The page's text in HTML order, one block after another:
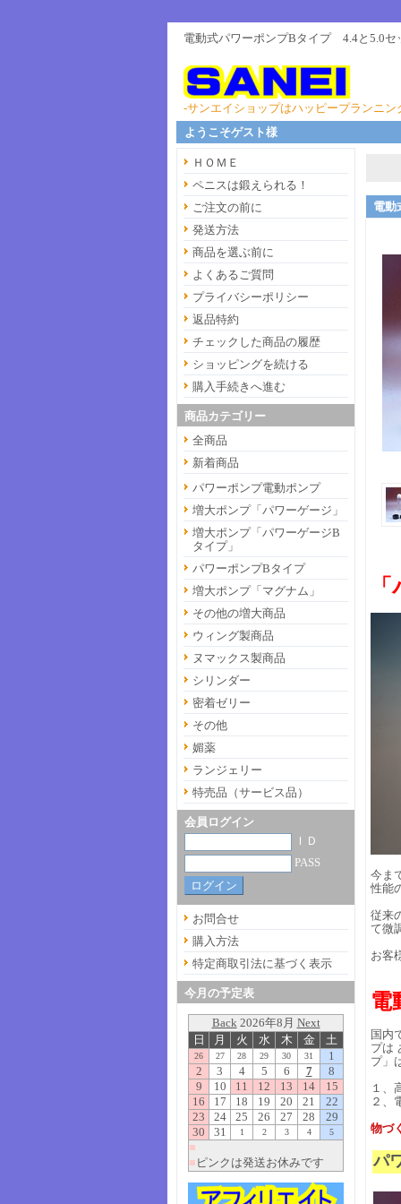
電動式パワーポンプBタイプ 4.4と5.0セ
-サンエイショップはハッピープランニ
ようこそゲスト様
電動
今ま
性能
従来
て微
お客
電
国内
プは
プ」
１、
２、
物づ
パ
ＨＯＭＥ
ペニスは鍛えられる！
ご注文の前に
発送方法
商品を選ぶ前に
よくあるご質問
プライバシーポリシー
返品特約
チェックした商品の履歴
ショッピングを続ける
購入手続きへ進む
商品カテゴリー
全商品
新着商品
パワーポンプ電動ポンプ
増大ポンプ「パワーゲージ」
増大ポンプ「パワーゲージB
タイプ」
パワーポンプBタイプ
増大ポンプ「マグナム」
その他の増大商品
ウィング製商品
ヌマックス製商品
シリンダー
密着ゼリー
その他
媚薬
ランジェリー
特売品（サービス品）
会員ログイン
ＩＤ
PASS
お問合せ
購入方法
特定商取引法に基づく表示
今月の予定表